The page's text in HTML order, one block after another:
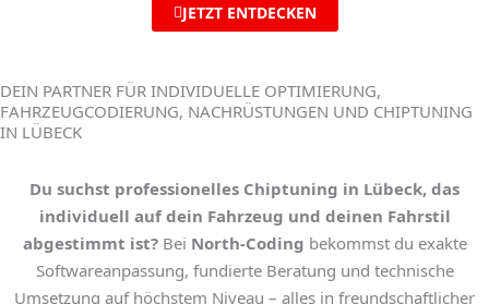
JETZT ENTDECKEN
DEIN PARTNER FÜR INDIVIDUELLE OPTIMIERUNG,
FAHRZEUGCODIERUNG, NACHRÜSTUNGEN UND CHIPTUNING
IN LÜBECK
Du suchst professionelles Chiptuning in Lübeck, das
individuell auf dein Fahrzeug und deinen Fahrstil
abgestimmt ist?Bei North-Coding bekommst du exakte
Softwareanpassung, fundierte Beratung und technische
Umsetzung auf höchstem Niveau – alles in freundschaftlicher